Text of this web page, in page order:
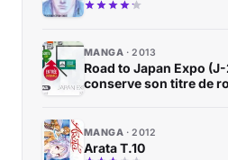
MANGA 2013
Road to Japan Expo
conserve son titre de
MANGA 2012
Arata T.10